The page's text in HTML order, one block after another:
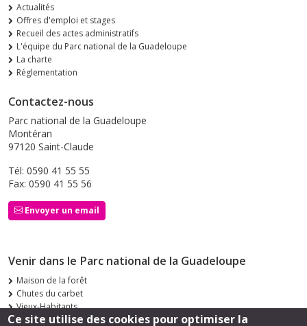
Actualités
Offres d'emploi et stages
Recueil des actes administratifs
L'équipe du Parc national de la Guadeloupe
La charte
Réglementation
Contactez-nous
Parc national de la Guadeloupe
Montéran
97120 Saint-Claude
Tél: 0590 41 55 55
Fax: 0590 41 55 56
Envoyer un email
Venir dans le Parc national de la Guadeloupe
Maison de la forêt
Chutes du carbet
Vieux-Habitants
Siège de Saint-Claude
Ce site utilise des cookies pour optimiser la